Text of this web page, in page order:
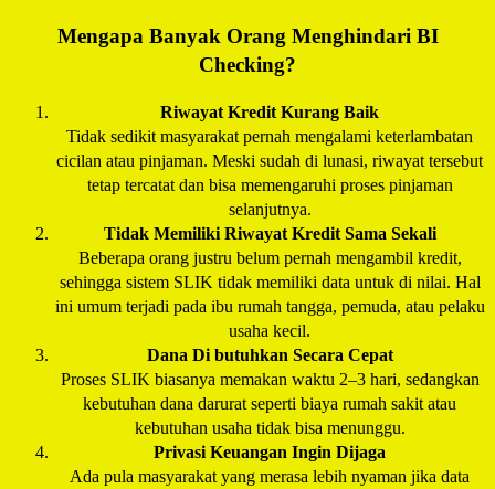
Mengapa Banyak Orang Menghindari BI
Checking?
Riwayat Kredit Kurang Baik
Tidak sedikit masyarakat pernah mengalami keterlambatan
cicilan atau pinjaman. Meski sudah di lunasi, riwayat tersebut
tetap tercatat dan bisa memengaruhi proses pinjaman
selanjutnya.
Tidak Memiliki Riwayat Kredit Sama Sekali
Beberapa orang justru belum pernah mengambil kredit,
sehingga sistem SLIK tidak memiliki data untuk di nilai. Hal
ini umum terjadi pada ibu rumah tangga, pemuda, atau pelaku
usaha kecil.
Dana Di butuhkan Secara Cepat
Proses SLIK biasanya memakan waktu 2–3 hari, sedangkan
kebutuhan dana darurat seperti biaya rumah sakit atau
kebutuhan usaha tidak bisa menunggu.
Privasi Keuangan Ingin Dijaga
Ada pula masyarakat yang merasa lebih nyaman jika data